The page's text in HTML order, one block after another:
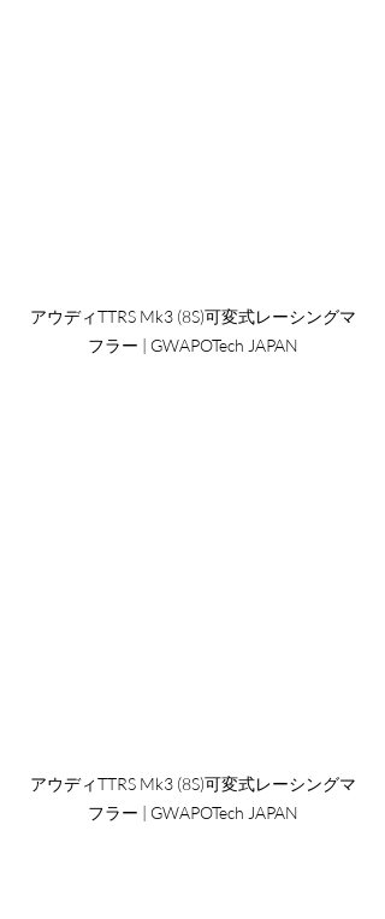
アウディTTRS Mk3 (8S)可変式レーシングマ
フラー | GWAPOTech JAPAN
アウディTTRS Mk3 (8S)可変式レーシングマ
フラー | GWAPOTech JAPAN